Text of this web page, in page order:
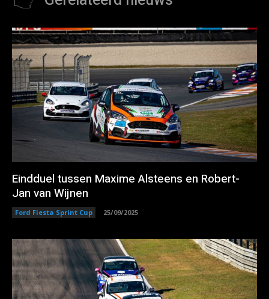
Eindduel tussen Maxime Alsteens en Robert-
Jan van Wijnen
Ford Fiesta Sprint Cup 25/09/2025